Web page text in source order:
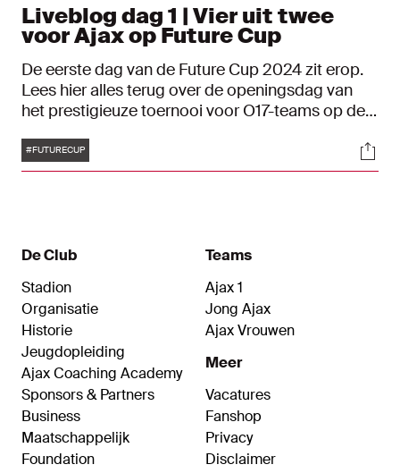
Liveblog dag 1 | Vier uit twee
voor Ajax op Future Cup
De eerste dag van de Future Cup 2024 zit erop.
Lees hier alles terug over de openingsdag van
het prestigieuze toernooi voor O17-teams op de
Tags
#FUTURECUP
De Club
Stadion
Organisatie
Historie
Jeugdopleiding
Ajax Coaching Academy
Sponsors & Partners
Business
Maatschappelijk
Foundation
Teams
Ajax 1
Jong Ajax
Ajax Vrouwen
Meer
Vacatures
Fanshop
Privacy
Disclaimer